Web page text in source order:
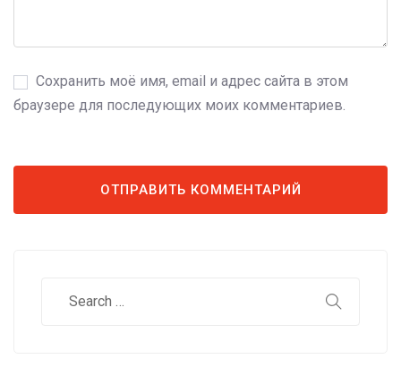
Сохранить моё имя, email и адрес сайта в этом
браузере для последующих моих комментариев.